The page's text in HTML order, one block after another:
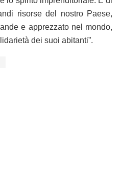
risorse del nostro Paese,
e apprezzato nel mondo,
dei suoi abitanti”.